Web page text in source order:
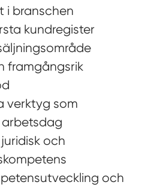
i branschen
kundregister
framgångsrik
verktyg som
arbetsdag
och
och